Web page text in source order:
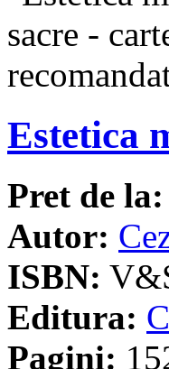
Estetica
Pret de la:
Autor:
ISBN:
Editura:
Pagini: